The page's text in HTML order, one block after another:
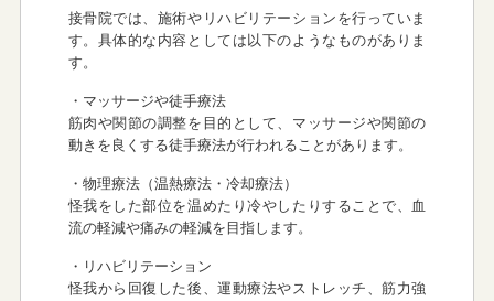
接骨院では、施術やリハビリテーションを行っていま
す。具体的な内容としては以下のようなものがありま
す。
・マッサージや徒手療法
筋肉や関節の調整を目的として、マッサージや関節の
動きを良くする徒手療法が行われることがあります。
・物理療法（温熱療法・冷却療法）
怪我をした部位を温めたり冷やしたりすることで、血
流の軽減や痛みの軽減を目指します。
・リハビリテーション
怪我から回復した後、運動療法やストレッチ、筋力強